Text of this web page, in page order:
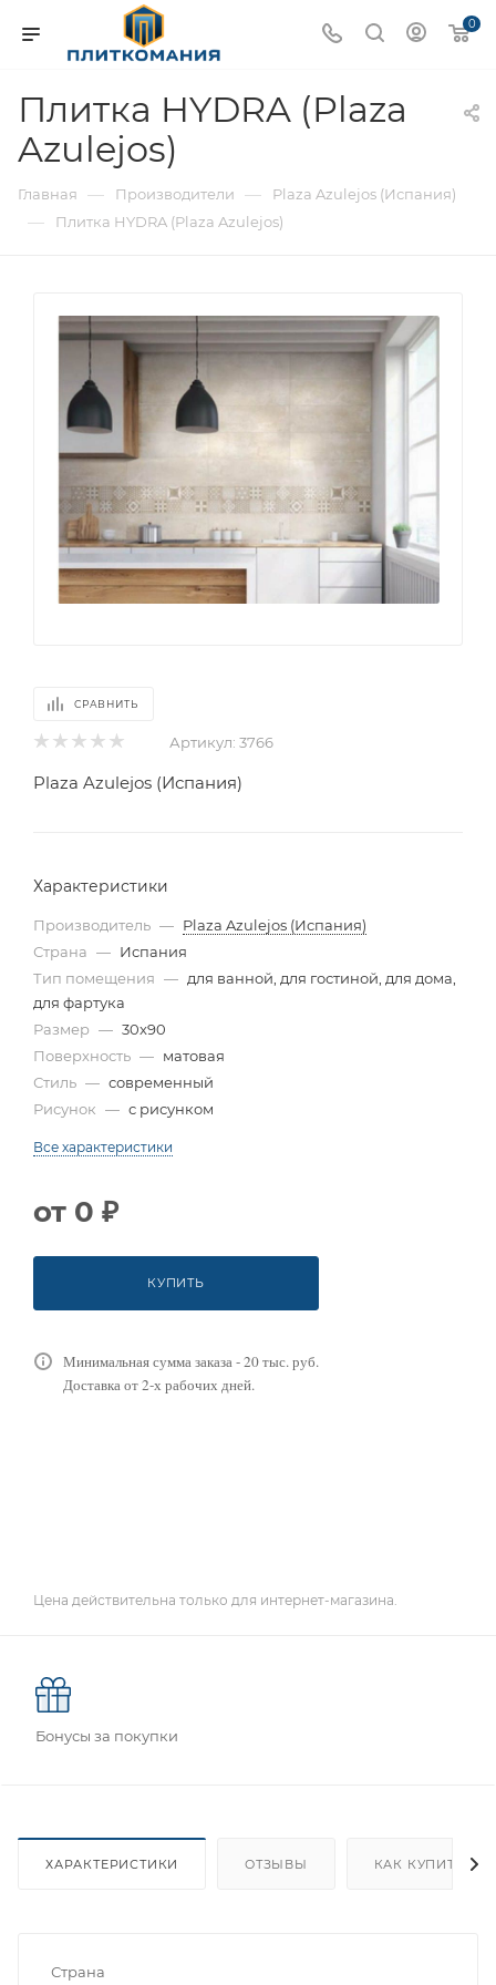
0
Плитка HYDRA (Plaza
Azulejos)
Главная — Производители — Plaza Azulejos (Испания)
— Плитка HYDRA (Plaza Azulejos)
СРАВНИТЬ
Артикул: 3766
Plaza Azulejos (Испания)
Характеристики
Производитель — Plaza Azulejos (Испания)
Страна — Испания
Тип помещения — для ванной, для гостиной, для дома,
для фартука
Размер — 30x90
Поверхность — матовая
Стиль — современный
Рисунок — с рисунком
Все характеристики
от 0 ₽
КУПИТЬ
Минимальная сумма заказа - 20 тыс. руб.
Доставка от 2-х рабочих дней.
Цена действительна только для интернет-магазина.
Бонусы за покупки
ХАРАКТЕРИСТИКИ ОТЗЫВЫ КАК КУПИТЬ
Страна